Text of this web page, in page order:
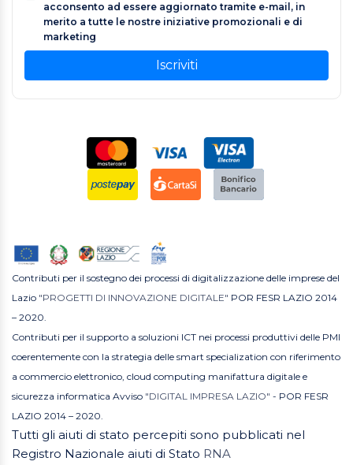
acconsento ad essere aggiornato tramite e-mail, in
merito a tutte le nostre iniziative promozionali e di
marketing
Iscriviti
Contributi per il sostegno dei processi di digitalizzazione delle imprese del
Lazio "PROGETTI DI INNOVAZIONE DIGITALE" POR FESR LAZIO 2014
– 2020.
Contributi per il supporto a soluzioni ICT nei processi produttivi delle PMI
coerentemente con la strategia delle smart specialization con riferimento
a commercio elettronico, cloud computing manifattura digitale e
sicurezza informatica Avviso "DIGITAL IMPRESA LAZIO" - POR FESR
LAZIO 2014 – 2020.
Tutti gli aiuti di stato percepiti sono pubblicati nel
Registro Nazionale aiuti di Stato RNA